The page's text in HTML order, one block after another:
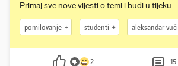
Primaj sve nove vijesti o temi i budi u tijeku
pomilovanje studenti aleksandar
2 15